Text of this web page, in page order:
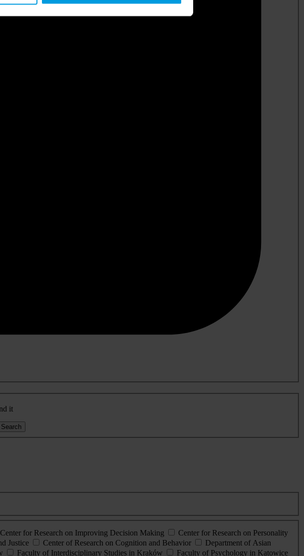
it
Search
Center for Research on Improving Decision Making
Center for Research on Personality
Justice Center of Research on Cognition and Behavior
Department of Asian
Faculty of Interdisciplinary Studies in Kraków Faculty of Psychology in Katowice